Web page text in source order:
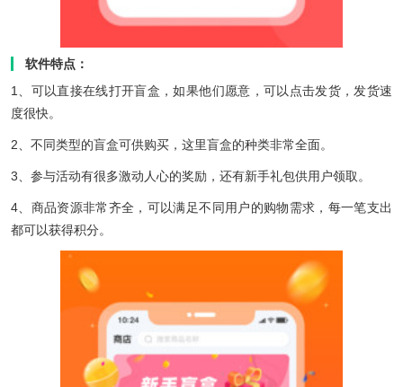
软件特点：
1、可以直接在线打开盲盒，如果他们愿意，可以点击发货，发货速
度很快。
2、不同类型的盲盒可供购买，这里盲盒的种类非常全面。
3、参与活动有很多激动人心的奖励，还有新手礼包供用户领取。
4、商品资源非常齐全，可以满足不同用户的购物需求，每一笔支出
都可以获得积分。